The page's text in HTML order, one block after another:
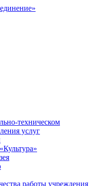
техническом
услуг
работы учреждения